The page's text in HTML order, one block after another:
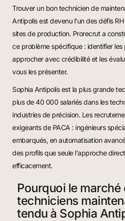
Trouver un bon technicien de
Antipolis est devenu l'un des défis
sites de production. Prorecrut a
ce problème spécifique : identifier les
approcher avec crédibilité et les
vous les présenter.
Sophia Antipolis est la plus grande
plus de 40 000 salariés dans les
industries de précision. Les
exigeants de PACA : ingénieurs
embarqués, en automatisation
des profils que seule l'approche
efficacement.
Pourquoi le marché
techniciens
tendu à Sophia